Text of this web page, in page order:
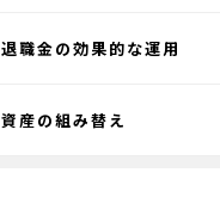
退職金の効果的な運用
資産の組み替え